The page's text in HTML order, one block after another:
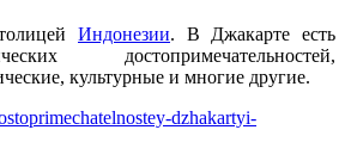
Индонезии. В Джакарте есть
достопримечательностей,
культурные и многие другие.